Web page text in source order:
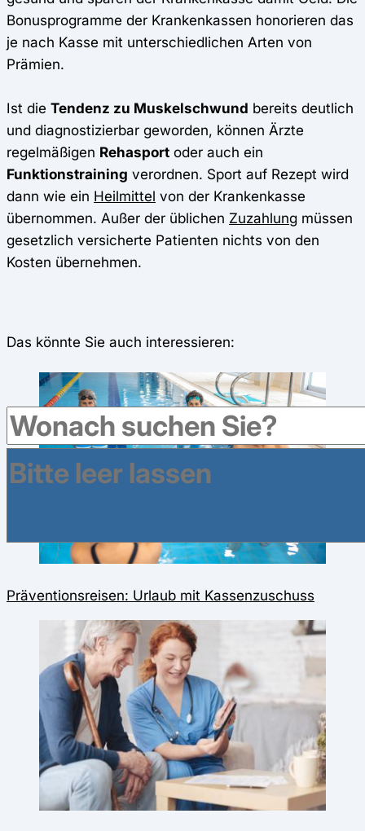
Bonusprogramme der Krankenkassen honorieren das
je nach Kasse mit unterschiedlichen Arten von
Prämien.
Ist die Tendenz zu Muskelschwund bereits deutlich
und diagnostizierbar geworden, können Ärzte
regelmäßigen Rehasport oder auch ein
Funktionstraining verordnen. Sport auf Rezept wird
dann wie ein Heilmittel von der Krankenkasse
übernommen. Außer der üblichen Zuzahlung müssen
gesetzlich versicherte Patienten nichts von den
Kosten übernehmen.
Das könnte Sie auch interessieren:
Präventionsreisen: Urlaub mit Kassenzuschuss